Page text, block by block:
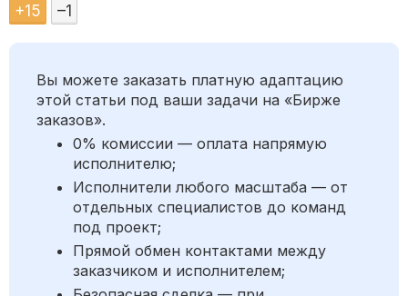
+15 –1
Вы можете заказать платную адаптацию
этой статьи под ваши задачи на «Бирже
заказов».
0% комиссии — оплата напрямую
исполнителю;
Исполнители любого масштаба — от
отдельных специалистов до команд
под проект;
Прямой обмен контактами между
заказчиком и исполнителем;